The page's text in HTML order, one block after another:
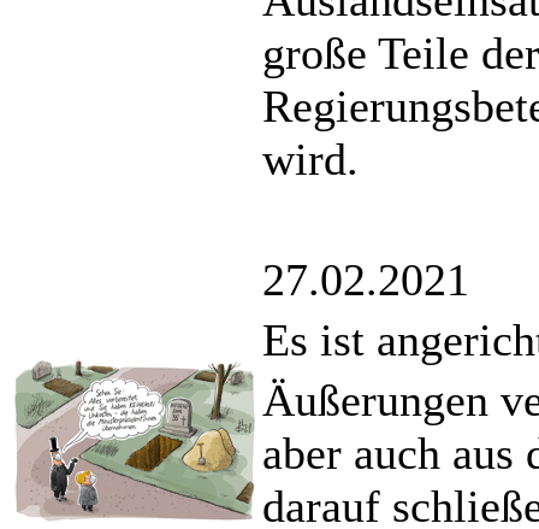
große Teile
wird.
27.02.2021
Es ist
Äußerungen
aber auch aus
darauf